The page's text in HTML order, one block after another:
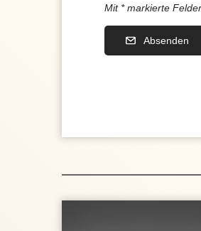
Mit * markierte
Absenden